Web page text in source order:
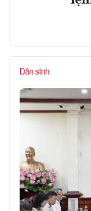
Dân sinh